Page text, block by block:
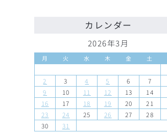
カレンダー
2026年3月
月 火 水 木 金 土
2
3 4 5 6 7
9
10 11 12 13 14
16
17 18 19 20 21
23
24 25 26 27 28
30
31